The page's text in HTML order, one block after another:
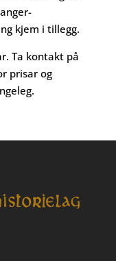
kjem i tillegg.
Ta kontakt på
prisar og